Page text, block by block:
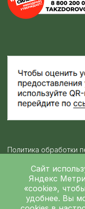
Сайт
Яндекс
«cookie»,
удобнее. Вы
Политика обработки
Независимая оценка
ГБУЗ ЛОКБ © 2026